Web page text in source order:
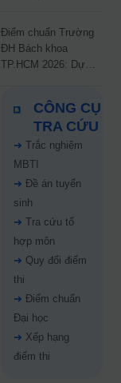
Điểm chuẩn Trường
ĐH Bách khoa
TP.HCM 2026: Dự
67%
CÔNG CỤ
TRA CỨU
➜ Trắc nghiệm
MBTI
➜ Đề án tuyển
sinh
➜ Tra cứu tổ
hợp môn
➜ Quy đổi điểm
thi
➜ Điểm chuẩn
Đại học
➜ Xếp hạng
điểm thi